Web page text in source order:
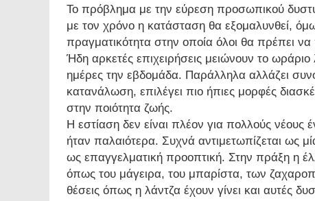
Το πρόβλημα με την εύρεση προσωπικού
με τον χρόνο η κατάσταση θα εξομαλυνθεί,
πραγματικότητα στην οποία όλοι θα πρέπει
Ήδη αρκετές επιχειρήσεις μειώνουν το ωράριο
ημέρες την εβδομάδα. Παράλληλα αλλάζει
κατανάλωση, επιλέγει πιο ήπιες μορφές
στην ποιότητα ζωής.
Η εστίαση δεν είναι πλέον για πολλούς νέους
ήταν παλαιότερα. Συχνά αντιμετωπίζεται ως
ως επαγγελματική προοπτική. Στην πράξη η
όπως του μάγειρα, του μπαρίστα, των
θέσεις όπως η λάντζα έχουν γίνει και αυτές